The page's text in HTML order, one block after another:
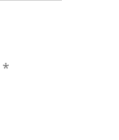
*